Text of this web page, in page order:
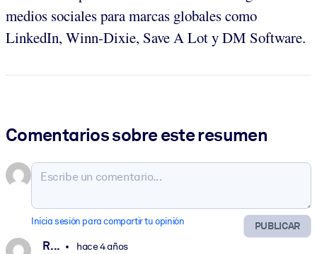
medios sociales para marcas globales como
LinkedIn, Winn-Dixie, Save A Lot y DM Software.
Comentarios sobre este resumen
PUBLICAR
Inicia sesión para compartir tu opinión
R. .. hace 4 años